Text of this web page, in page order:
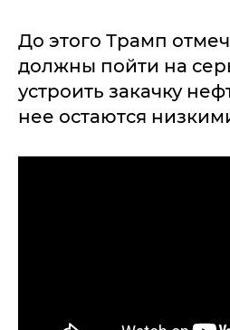
До этого Трамп
должны пойти на
устроить закачку
нее остаются